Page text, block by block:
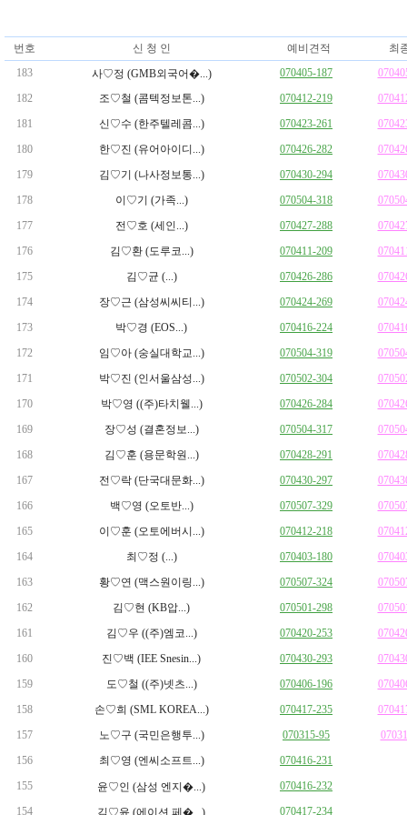
번호 신 청 인 예비견적
최
183
사♡정 (GMB외국어�...) 070405-187
182
조♡철 (콤텍정보톤...) 070412-219
181
신♡수 (한주텔레콤...) 070423-261
180
한♡진 (유어아이디...) 070426-282
179
김♡기 (나사정보통...) 070430-294
178
이♡기 (가족...) 070504-318
177
전♡호 (세인...) 070427-288
176
김♡환 (도루코...) 070411-209
175
김♡균 (...) 070426-286
174
장♡근 (삼성씨씨티...) 070424-269
173
박♡경 (EOS...) 070416-224
172
임♡아 (숭실대학교...) 070504-319
171
박♡진 (인서울삼성...) 070502-304
170
박♡영 ((주)타치웰...) 070426-284
169
장♡성 (결혼정보...) 070504-317
168
김♡훈 (용문학원...) 070428-291
167
전♡락 (단국대문화...) 070430-297
166
백♡영 (오토반...) 070507-329
165
이♡훈 (오토에버시...) 070412-218
164
최♡정 (...) 070403-180
163
황♡연 (맥스원이링...) 070507-324
162
김♡현 (KB압...) 070501-298
161
김♡우 ((주)엠코...) 070420-253
160
진♡백 (IEE Snesin...) 070430-293
159
도♡철 ((주)넷츠...) 070406-196
158
손♡희 (SML KOREA...) 070417-235
157
노♡구 (국민은행투...) 070315-95
156
최♡영 (엔씨소프트...)
070416-231
155
윤♡인 (삼성 엔지�...)
070416-232
154
김♡윤 (에이션 페�...) 070417-234